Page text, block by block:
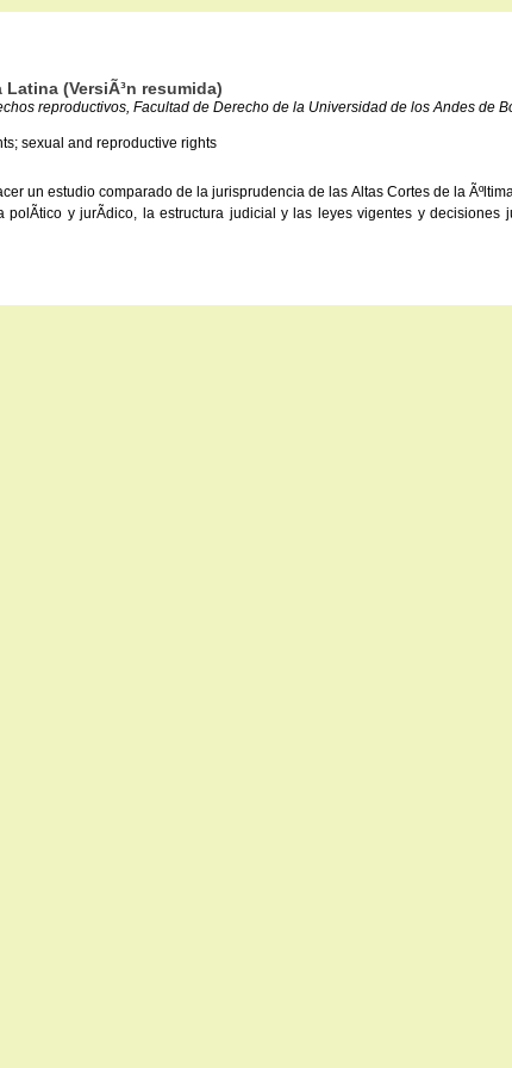
(VersiÃ³n resumida)
reproductivos, Facultad de Derecho de la Universidad de los Andes de
sexual and reproductive rights
un estudio comparado de la jurisprudencia de las Altas Cortes de la
polÃ­tico y jurÃ­dico, la estructura judicial y las leyes vigentes y